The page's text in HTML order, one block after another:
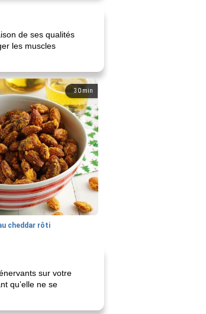
de ses qualités
les muscles
30min
cheddar rôti
sur votre
qu’elle ne se